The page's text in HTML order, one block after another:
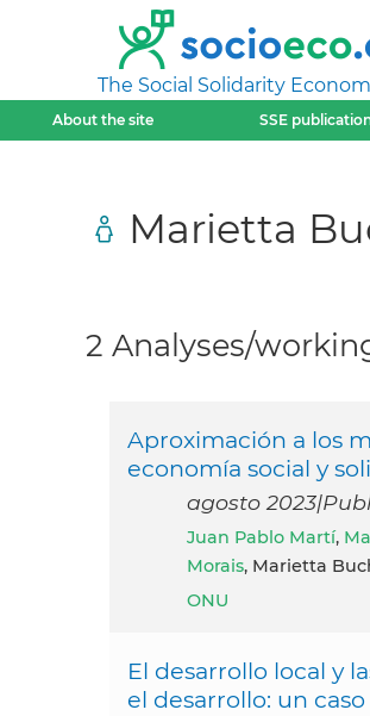
The Social Solidarity
About the site SSE
Marietta
2 Analyses/
Aproximación a los
economía social y
agosto
Juan Pablo Martí,
Morais, Marietta
ONU
El desarrollo local y
el desarrollo: un